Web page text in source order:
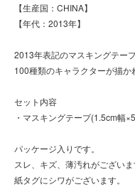
【生産国：CHINA】
【年代：2013年】
2013年表記のマスキングテー
100種類のキャラクターが描か
セット内容
・マスキングテープ(1.5cm幅
パッケージ入りです。
スレ、キズ、薄汚れがございま
紙タグにシワがございます。